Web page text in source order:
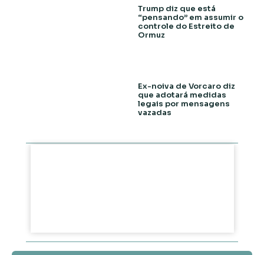
Trump diz que está
“pensando” em assumir o
controle do Estreito de
Ormuz
Ex-noiva de Vorcaro diz
que adotará medidas
legais por mensagens
vazadas